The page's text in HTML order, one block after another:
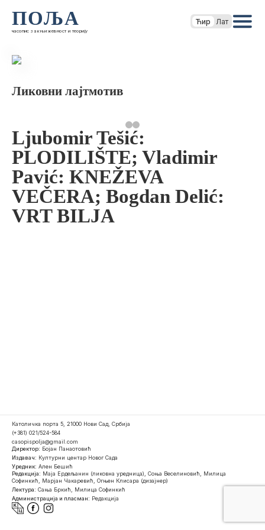
ПОЉА
часопис за књижевност и теорију
Ћир Лат
Ликовни лајтмотив
Ljubomir Tešić:
PLODILIŠTE; Vladimir
Pavić: KNEŽEVA
VEČERA; Bogdan Delić:
VRT BILJA
Католичка порта 5, 21000 Нови Сад, Србија
(+381) 021/524-584
casopispolja@gmail.com
Директор: Бојан Панаотовић
Издавач: Културни центар Новог Сада
Уредник: Ален Бешић
Редакција: Маја Ердељанин (ликовна уредница), Соња Веселиновић, Милица
Софинкић, Марјан Чакаревић, Огњен Клисара (дизајнер)
Лектура: Сања Бркић, Милица Софинкић
Администрација и пласман: Редакција